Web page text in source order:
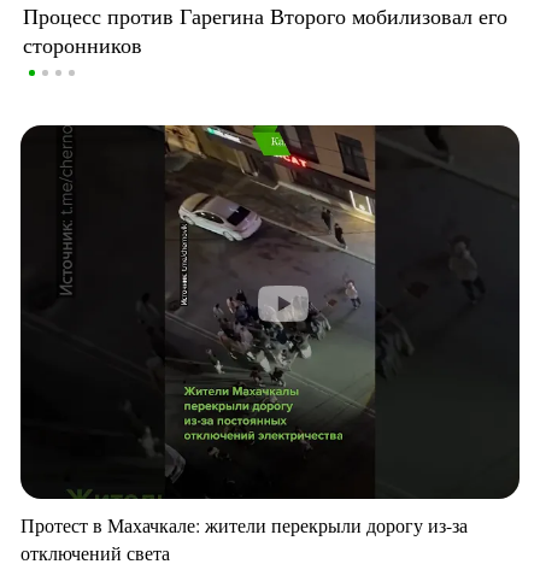
Процесс против Гарегина Второго мобилизовал его
сторонников
Протест в Махачкале: жители перекрыли дорогу из-за
отключений света